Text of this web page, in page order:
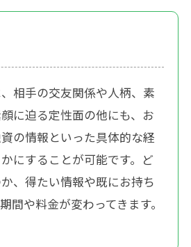
相手の交友関係や人柄、素
に迫る定性面の他にも、お
の情報といった具体的な経
にすることが可能です。ど
、得たい情報や既にお持ち
間や料金が変わってきます。